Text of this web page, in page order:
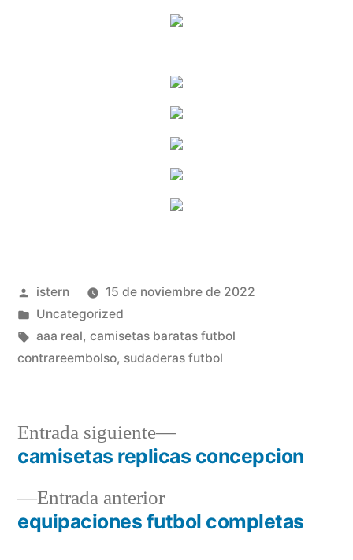
Publicado
por
istern
15 de noviembre de 2022
Publicado
en
Uncategorized
Etiquetas:
aaa real, camisetas baratas futbol
contrareembolso, sudaderas futbol
Navegación
de
entradas
Entrada anteriorEntrada
anterior:
equipaciones futbol completas
Entrada siguiente
Entrada
siguiente:
camisetas replicas concepcion